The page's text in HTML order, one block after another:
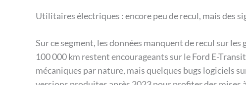
Utilitaires électriques : encore peu de recul, mais des
Sur ce segment, les données manquent de recul sur
100 000 km restent encourageants sur le Ford E-
mécaniques par nature, mais quelques bugs logiciels